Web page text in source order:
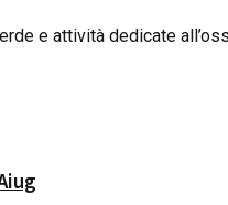
e attività dedicate